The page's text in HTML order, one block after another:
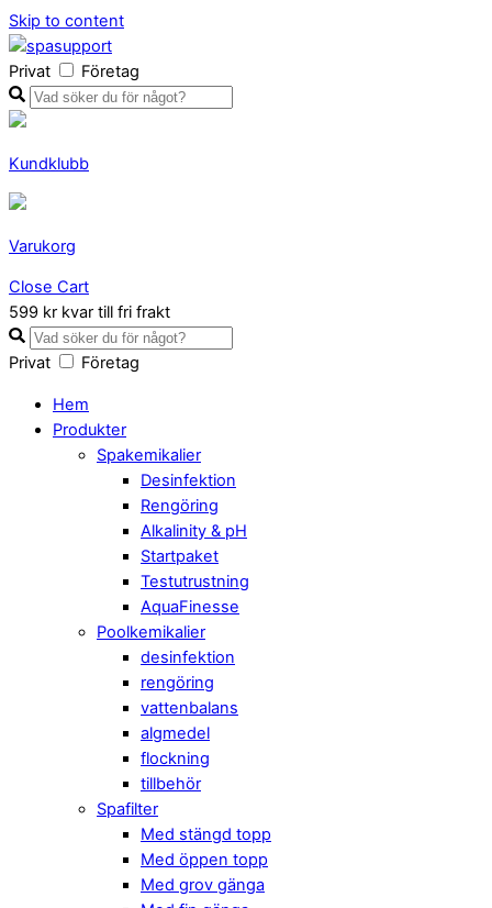
Skip to content
Privat Företag
Kundklubb
Varukorg
Close Cart
599 kr kvar till fri frakt
Privat Företag
Hem
Produkter
Spakemikalier
Desinfektion
Rengöring
Alkalinity & pH
Startpaket
Testutrustning
AquaFinesse
Poolkemikalier
desinfektion
rengöring
vattenbalans
algmedel
flockning
tillbehör
Spafilter
Med stängd topp
Med öppen topp
Med grov gänga